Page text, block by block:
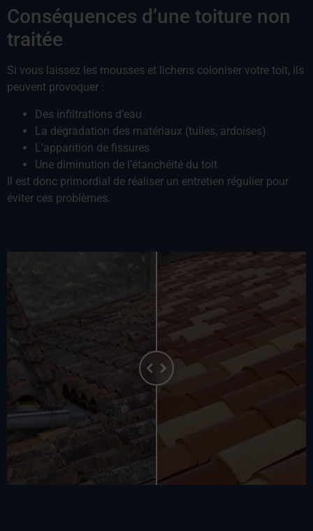
Conséquences d’une toiture non
traitée
Si vous laissez les mousses et lichens coloniser votre toit, ils
peuvent provoquer :
Des infiltrations d’eau
La dégradation des matériaux (tuiles, ardoises)
L’apparition de fissures
Une diminution de l’étanchéité du toit
Il est donc primordial de réaliser un entretien régulier pour
éviter ces problèmes.